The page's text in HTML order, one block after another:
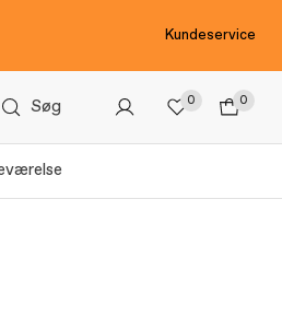
Kundeservice
Søg 0 0